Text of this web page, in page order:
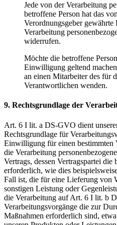
Jede von der Verarbeitung
betroffene Person hat das
Verordnungsgeber
Verarbeitung
widerrufen.
Möchte die betroffene
Einwilligung geltend
an einen Mitarbeiter des für
Verantwortlichen wenden.
9. Rechtsgrundlage der
Art. 6 I lit. a DS-GVO dient
Rechtsgrundlage für
Einwilligung für einen bestimmten
die Verarbeitung
Vertrags, dessen Vertragspartei die
erforderlich, wie dies
Fall ist, die für eine Lieferung von
sonstigen Leistung oder
die Verarbeitung auf Art. 6 I lit. b
Verarbeitungsvorgänge die zur
Maßnahmen erforderlich sind,